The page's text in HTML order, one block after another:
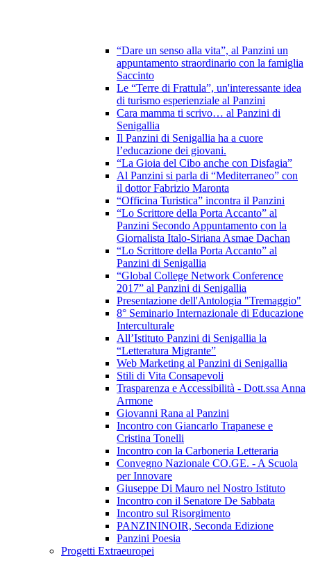
“Dare un senso alla vita”, al Panzini un
appuntamento straordinario con la famiglia
Saccinto
Le “Terre di Frattula”, un'interessante idea
di turismo esperienziale al Panzini
Cara mamma ti scrivo… al Panzini di
Senigallia
Il Panzini di Senigallia ha a cuore
l’educazione dei giovani.
“La Gioia del Cibo anche con Disfagia”
Al Panzini si parla di “Mediterraneo” con
il dottor Fabrizio Maronta
“Officina Turistica” incontra il Panzini
“Lo Scrittore della Porta Accanto” al
Panzini Secondo Appuntamento con la
Giornalista Italo-Siriana Asmae Dachan
“Lo Scrittore della Porta Accanto” al
Panzini di Senigallia
“Global College Network Conference
2017” al Panzini di Senigallia
Presentazione dell'Antologia "Tremaggio"
8° Seminario Internazionale di Educazione
Interculturale
All’Istituto Panzini di Senigallia la
“Letteratura Migrante”
Web Marketing al Panzini di Senigallia
Stili di Vita Consapevoli
Trasparenza e Accessibilità - Dott.ssa Anna
Armone
Giovanni Rana al Panzini
Incontro con Giancarlo Trapanese e
Cristina Tonelli
Incontro con la Carboneria Letteraria
Convegno Nazionale CO.GE. - A Scuola
per Innovare
Giuseppe Di Mauro nel Nostro Istituto
Incontro con il Senatore De Sabbata
Incontro sul Risorgimento
PANZININOIR, Seconda Edizione
Panzini Poesia
Progetti Extraeuropei